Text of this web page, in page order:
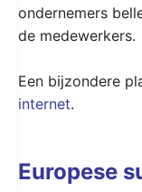
ondernemers
de medewerkers.
Een bijzondere
internet.
Europese